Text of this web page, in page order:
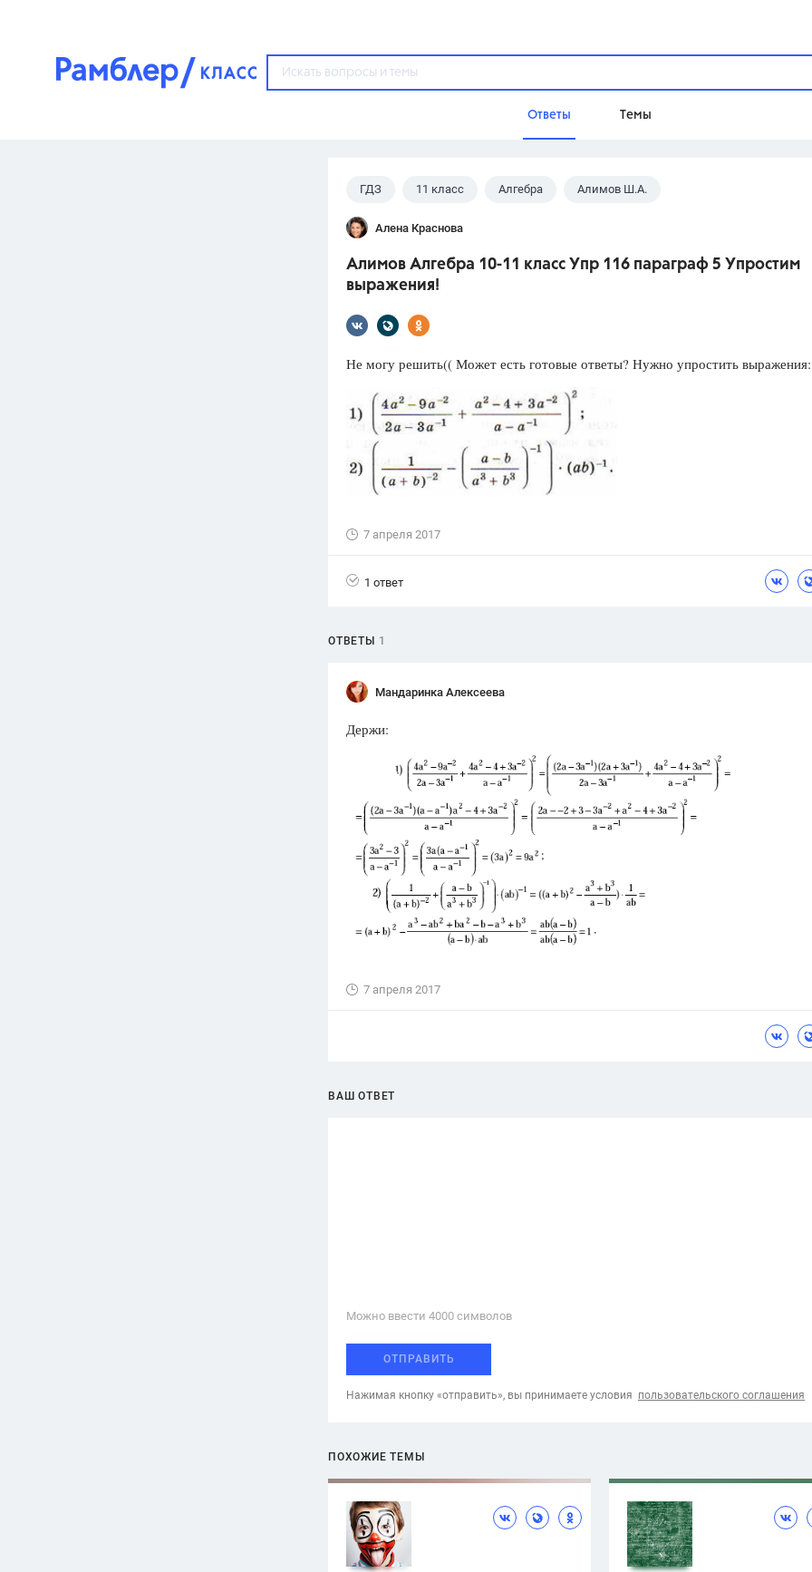
Ответы Темы
Популярные темы
ГДЗ
ОГЭ
ответов
ответа
Олимпиады
Spotlight
ГИА
Домашнее задание
Школа
Учебники
ГДЗ 11 класс Алгебра Алимов Ш.А.
Алена Краснова
Алимов Алгебра 10-11 класс Упр 116 параграф 5 Упростим
выражения!
Не могу решить(( Может есть готовые ответы? Нужно упростить выражения:
7 апреля 2017
1 ответ
ОТВЕТЫ 1
Мандаринка Алексеева
Держи:
7 апреля 2017
ВАШ ОТВЕТ
Можно ввести 4000 cимволов
ОТПРАВИТЬ
Нажимая кнопку «отправить», вы принимаете условия пользовательского соглашения
ПОХОЖИЕ ТЕМЫ